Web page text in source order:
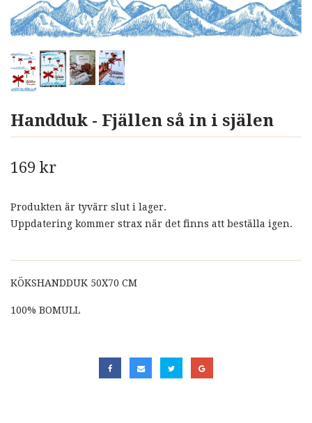
Handduk - Fjällen så in i själen
169 kr
Produkten är tyvärr slut i lager.
Uppdatering kommer strax när det finns att beställa igen.
KÖKSHANDDUK 50X70 CM
100% BOMULL